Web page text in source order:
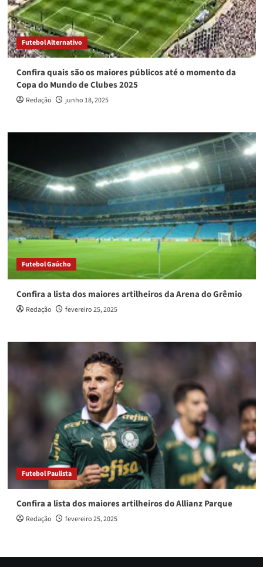
Futebol Alternativo
Confira quais são os maiores públicos até o momento da
Copa do Mundo de Clubes 2025
Redação junho 18, 2025
Futebol Gaúcho
Confira a lista dos maiores artilheiros da Arena do Grêmio
Redação fevereiro 25, 2025
Futebol Paulista
Confira a lista dos maiores artilheiros do Allianz Parque
Redação fevereiro 25, 2025